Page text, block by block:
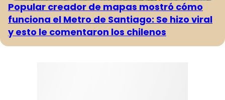
Popular creador de mapas mostró cómo
funciona el Metro de Santiago: Se hizo viral
y esto le comentaron los chilenos